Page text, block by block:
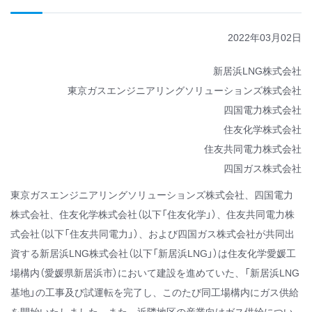
2022年03月02日
新居浜LNG株式会社
東京ガスエンジニアリングソリューションズ株式会社
四国電力株式会社
住友化学株式会社
住友共同電力株式会社
四国ガス株式会社
東京ガスエンジニアリングソリューションズ株式会社、四国電力
株式会社、住友化学株式会社（以下「住友化学」）、住友共同電力株
式会社（以下「住友共同電力」）、および四国ガス株式会社が共同出
資する新居浜LNG株式会社（以下「新居浜LNG」）は住友化学愛媛工
場構内（愛媛県新居浜市）において建設を進めていた、「新居浜LNG
基地」の工事及び試運転を完了し、このたび同工場構内にガス供給